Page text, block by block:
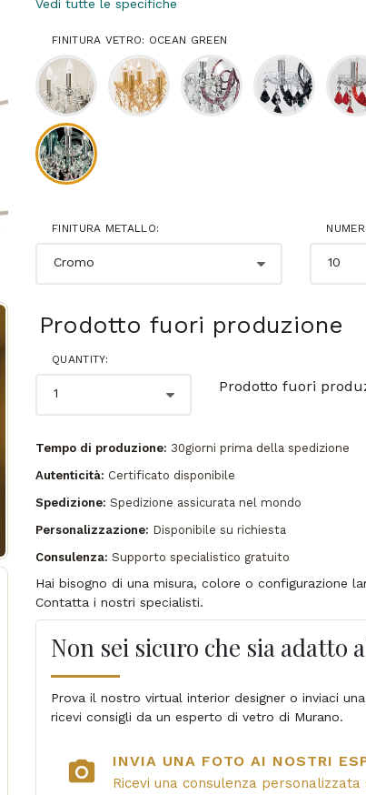
Vedi tutte le specifiche
FINITURA VETRO: OCEAN GREEN
FINITURA METALLO:
Prodotto fuori produzione
QUANTITY:
Prodotto fuori
Tempo di produzione: 30giorni prima della spedizione
Autenticità: Certificato disponibile
Spedizione: Spedizione assicurata nel mondo
Personalizzazione: Disponibile su richiesta
Consulenza: Supporto specialistico gratuito
Hai bisogno di una misura, colore o configurazione
Contatta i nostri specialisti.
Non sei sicuro che sia adatto
Prova il nostro virtual interior designer o inviaci
ricevi consigli da un esperto di vetro di Murano.
photo_camera INVIA UNA FOTO AI NOSTRI
Ricevi una consulenza